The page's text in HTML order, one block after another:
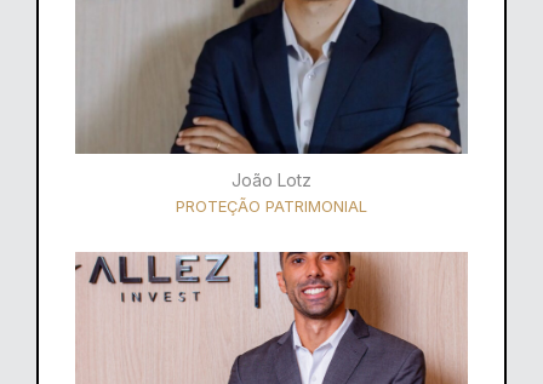
João Lotz
PROTEÇÃO PATRIMONIAL